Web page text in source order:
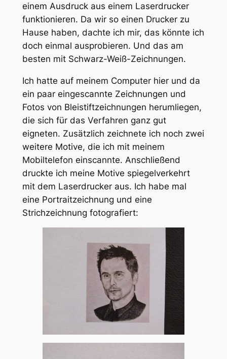
einem Ausdruck aus einem Laserdrucker
funktionieren. Da wir so einen Drucker zu
Hause haben, dachte ich mir, das könnte ich
doch einmal ausprobieren. Und das am
besten mit Schwarz-Weiß-Zeichnungen.
Ich hatte auf meinem Computer hier und da
ein paar eingescannte Zeichnungen und
Fotos von Bleistiftzeichnungen herumliegen,
die sich für das Verfahren ganz gut
eigneten. Zusätzlich zeichnete ich noch zwei
weitere Motive, die ich mit meinem
Mobiltelefon einscannte. Anschließend
druckte ich meine Motive spiegelverkehrt
mit dem Laserdrucker aus. Ich habe mal
eine Portraitzeichnung und eine
Strichzeichnung fotografiert: